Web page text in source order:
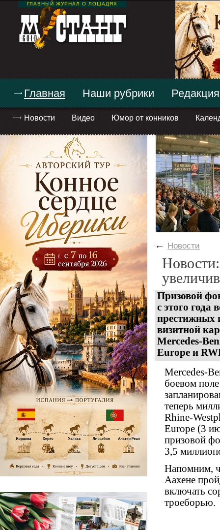
ГЛАВНЫЙ ЖУРНАЛ О ЛОШАДЯХ
Главная
Новости Видео Юмор от конников
Наши рубрики Редакция
← Новости
Призовой
с этого года
престижных
визитной
Mercedes-
Europe и
Mercedes-
боевом
теперь
Rhine-
Europe (3
призовой
3,5
Напомним,
Аахене
включать
троеборью.